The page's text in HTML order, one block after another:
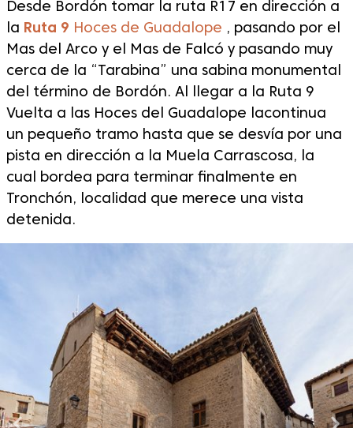
Desde Bordón tomar la ruta R17 en dirección a
la Ruta 9 Hoces de Guadalope , pasando por el
Mas del Arco y el Mas de Falcó y pasando muy
cerca de la “Tarabina” una sabina monumental
del término de Bordón. Al llegar a la Ruta 9
Vuelta a las Hoces del Guadalope lacontinua
un pequeño tramo hasta que se desvía por una
pista en dirección a la Muela Carrascosa, la
cual bordea para terminar finalmente en
Tronchón, localidad que merece una vista
detenida.